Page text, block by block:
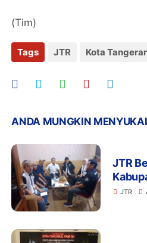
(Tim)
Tags JTR Kota
ANDA MUNGKIN
JTR
Bahas
JTR